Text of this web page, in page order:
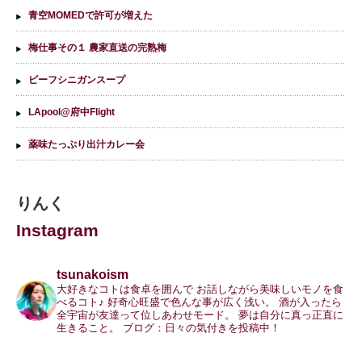
青空MOMEDで許可が増えた
梅仕事その１ 農家直送の完熟梅
ビーフシニガンスープ
LApool@府中Flight
薬味たっぷり出汁カレー会
りんく
Instagram
tsunakoism
大好きなコトは食卓を囲んで お話しながら美味しいモノを食
べるコト♪ 好奇心旺盛で色んな事が広く浅い。
酒が入ったら
全宇宙が友達って位しあわせモード。
夢は自分に真っ正直に
生きること。
ブログ：日々の気付きを投稿中！